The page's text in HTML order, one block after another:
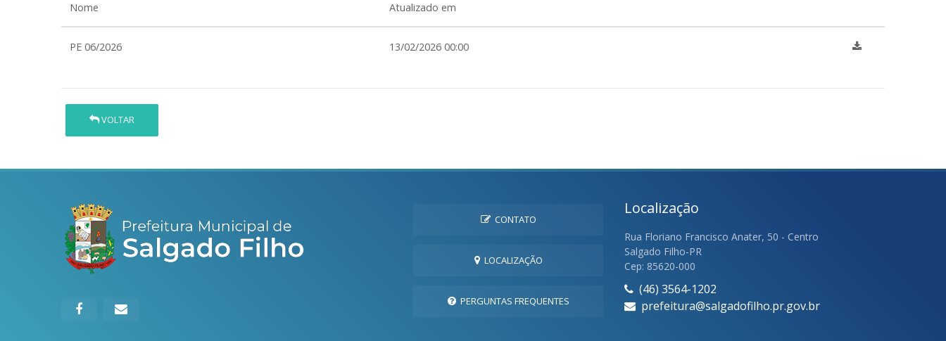
Nome Atualizado em
PE 06/2026 13/02/2026 00:00
VOLTAR
CONTATO
LOCALIZAÇÃO
PERGUNTAS FREQUENTES
Localização
Rua Floriano Francisco Anater, 50 - Centro
Salgado Filho-PR
Cep: 85620-000
(46) 3564-1202
prefeitura@salgadofilho.pr.gov.br